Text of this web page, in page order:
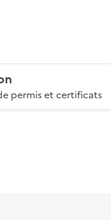
permis et certificats